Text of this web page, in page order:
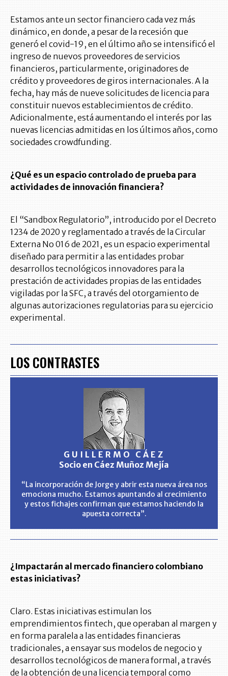
Estamos ante un sector financiero cada vez más
dinámico, en donde, a pesar de la recesión que
generó el covid-19, en el último año se intensificó el
ingreso de nuevos proveedores de servicios
financieros, particularmente, originadores de
crédito y proveedores de giros internacionales. A la
fecha, hay más de nueve solicitudes de licencia para
constituir nuevos establecimientos de crédito.
Adicionalmente, está aumentando el interés por las
nuevas licencias admitidas en los últimos años, como
sociedades crowdfunding.
¿Qué es un espacio controlado de prueba para
actividades de innovación financiera?
El “Sandbox Regulatorio”, introducido por el Decreto
1234 de 2020 y reglamentado a través de la Circular
Externa No 016 de 2021, es un espacio experimental
diseñado para permitir a las entidades probar
desarrollos tecnológicos innovadores para la
prestación de actividades propias de las entidades
vigiladas por la SFC, a través del otorgamiento de
algunas autorizaciones regulatorias para su ejercicio
experimental.
LOS CONTRASTES
GUILLERMO CÁEZ
Socio en Cáez Muñoz Mejía
“La incorporación de Jorge y abrir esta nueva área nos
emociona mucho. Estamos apuntando al crecimiento
y estos fichajes confirman que estamos haciendo la
apuesta correcta”.
¿Impactarán al mercado financiero colombiano
estas iniciativas?
Claro. Estas iniciativas estimulan los
emprendimientos fintech, que operaban al margen y
en forma paralela a las entidades financieras
tradicionales, a ensayar sus modelos de negocio y
desarrollos tecnológicos de manera formal, a través
de la obtención de una licencia temporal como